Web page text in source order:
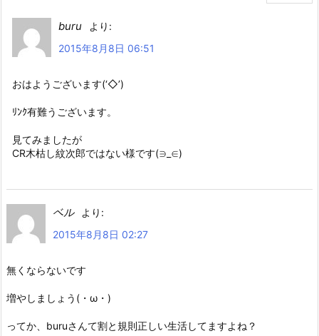
buru
より:
2015年8月8日 06:51
おはようございます(‘◇’)ゞ
ﾘﾝｸ有難うございます。
見てみましたが
CR木枯し紋次郎ではない様です(∋_∈)
ベル
より:
2015年8月8日 02:27
無くならないです
増やしましょう(・ω・)
ってか、buruさんて割と規則正しい生活してますよね？